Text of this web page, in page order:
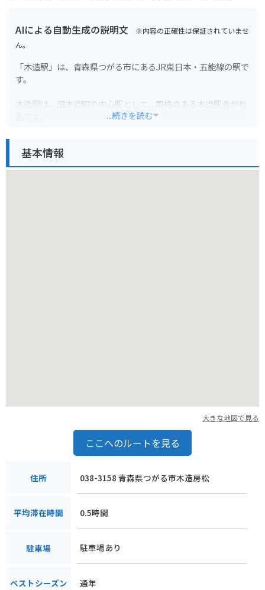
AIによる自動生成の説明文 ※内容の正確性は保証されていませ
ん。
「木造駅」は、青森県つがる市にあるJR東日本・五能線の駅で
す。
木造駅は、旧木造町の中心駅として、風格のある木造駅舎が有
新座敷」があり、多くの観光客が訪れます。
...続きを読む
基本情報
大きな地図で見る
ここへのルートを見る
住所 038-3158 青森県つがる市木造房松
平均滞在時間 0.5時間
駐車場 駐車場あり
ベストシーズン 通年